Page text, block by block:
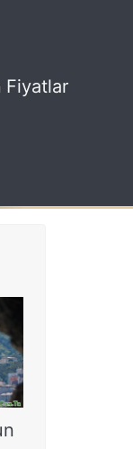
Fiyatlar